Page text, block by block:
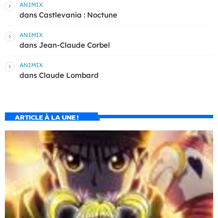
ANIMIX
dans Castlevania : Noctune
ANIMIX
dans Jean-Claude Corbel
ANIMIX
dans Claude Lombard
ARTICLE À LA UNE !